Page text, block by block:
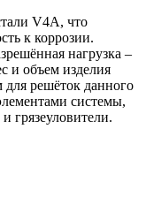
V4A, что
к коррозии.
нагрузка –
и объем изделия
для решёток данного
системы,
грязеуловители.